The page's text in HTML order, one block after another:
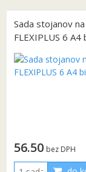
Sada stojanov
FLEXIPLUS 6 A4
56.50 bez DPH